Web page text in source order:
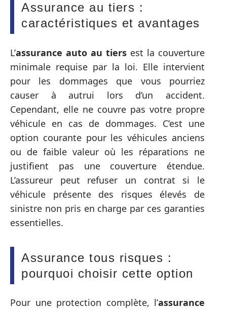
Assurance au tiers :
caractéristiques et avantages
L’assurance auto au tiers est la couverture
minimale requise par la loi. Elle intervient
pour les dommages que vous pourriez
causer à autrui lors d’un accident.
Cependant, elle ne couvre pas votre propre
véhicule en cas de dommages. C’est une
option courante pour les véhicules anciens
ou de faible valeur où les réparations ne
justifient pas une couverture étendue.
L’assureur peut refuser un contrat si le
véhicule présente des risques élevés de
sinistre non pris en charge par ces garanties
essentielles.
Assurance tous risques :
pourquoi choisir cette option
Pour une protection complète, l’assurance